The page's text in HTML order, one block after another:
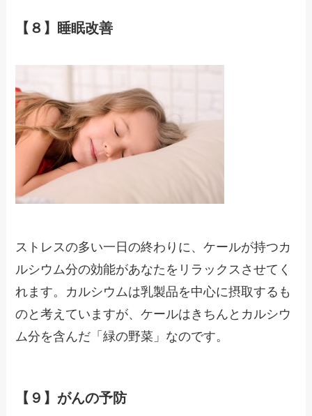
【８】睡眠改善
ストレスの多い一日の終わりに、ケールが持つカ
ルシウム分の効能があなたをリラックスさせてく
れます。カルシウムは乳製品を中心に摂取するも
のと考えていますが、ケールはきちんとカルシウ
ム分を含んだ「緑の野菜」なのです。
【９】がんの予防